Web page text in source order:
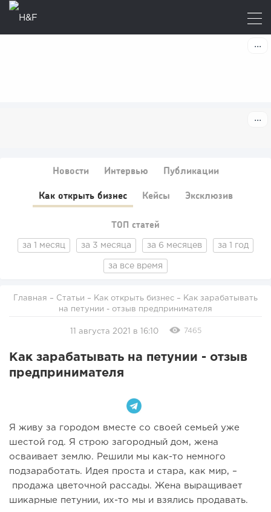
Новости Интервью Публикации
Как открыть бизнес Кейсы Эксклюзив
ТОП статей
за 1 месяц за 3 месяца за 6 месяцев за 1 год
за все время
Главная – Статьи – Как открыть бизнес
на петунии - отзыв предпринимателя
11 августа 2021 в 16:10 7465
Как зарабатывать на петунии - отзыв
предпринимателя
Я живу за городом вместе со своей семьей уже
шестой год. Я строю загородный дом, жена
осваивает землю. Решили мы как-то немного
подзаработать. Идея проста и стара, как мир, –
продажа цветочной рассады. Жена выращивает
шикарные петунии, их-то мы и взялись продавать.